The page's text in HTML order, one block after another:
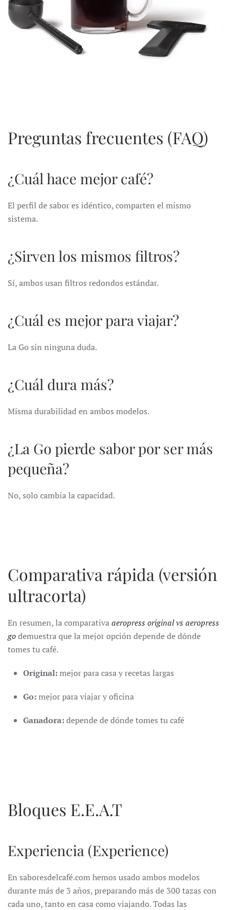
Preguntas frecuentes (FAQ)
¿Cuál hace mejor café?
El perfil de sabor es idéntico, comparten el mismo
sistema.
¿Sirven los mismos filtros?
Sí, ambos usan filtros redondos estándar.
¿Cuál es mejor para viajar?
La Go sin ninguna duda.
¿Cuál dura más?
Misma durabilidad en ambos modelos.
¿La Go pierde sabor por ser más
pequeña?
No, solo cambia la capacidad.
Comparativa rápida (versión
ultracorta)
En resumen, la comparativaaeropress original vs aeropress
godemuestra que la mejor opción depende de dónde
tomes tu café.
Original:mejor para casa y recetas largas
Go:mejor para viajar y oficina
Ganadora:depende de dónde tomes tu café
Bloques E.E.A.T
Experiencia (Experience)
En saboresdelcafé.com hemos usado ambos modelos
durante más de 3 años, preparando más de 300 tazas con
cada uno, tanto en casa como viajando. Todas las